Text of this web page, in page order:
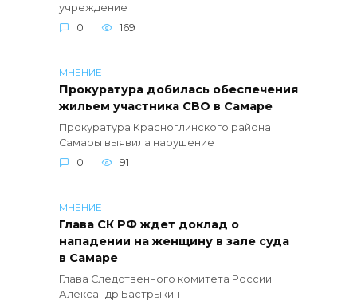
учреждение
0
169
МНЕНИЕ
Прокуратура добилась обеспечения
жильем участника СВО в Самаре
Прокуратура Красноглинского района
Самары выявила нарушение
0
91
МНЕНИЕ
Глава СК РФ ждет доклад о
нападении на женщину в зале суда
в Самаре
Глава Следственного комитета России
Александр Бастрыкин